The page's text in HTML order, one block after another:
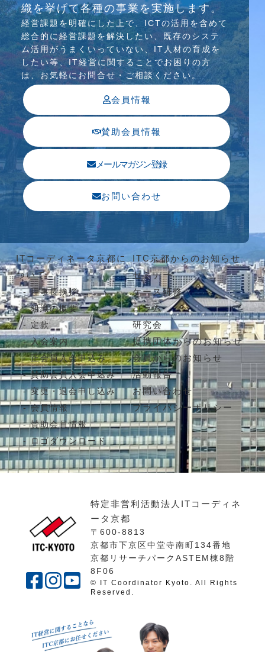
行っています
織を挙げて各種の事業を実施します。
経営課題を明確にした上で、ICTの活⽤を含めて
総合的に経営課題を解決したい、既存のシステ
ム活⽤がうまくいっていない、IT⼈材の育成を
したい等、IT経営に関することでお困りの⽅
は、お気軽にお問合せ・ご相談ください。
会員情報
賛助会員情報
メールマガジン登録
お問い合わせ
ITコーディネータ京都に
ついて
理事長挨拶
組織の概要
定款
入会案内
正会員入会申込み
賛助会員入会申込み
変更・退会申し込み
会員情報
賛助会員情報
ロゴダウンロード
ITC京都からのお知らせ
セミナー
ケース研修
コラム
研究会
提携団体からのお知らせ
会員からのお知らせ
活動報告
お問い合わせ
プライバシーポリシー
特定非営利活動法人ITコーディネ
ータ京都
〒600-8813
京都市下京区中堂寺南町134番地
京都リサーチパークASTEM棟8階
8F06
© IT Coordinator Kyoto. All Rights
Reserved.